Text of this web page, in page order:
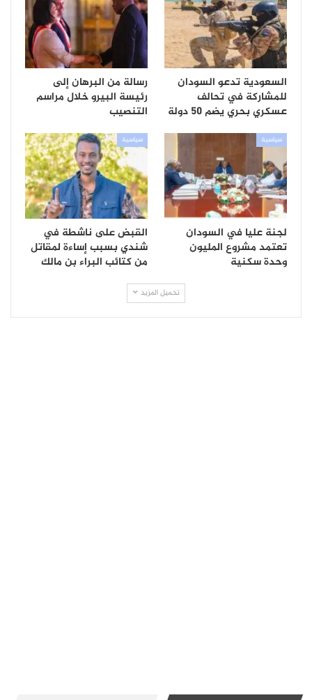
السعودية تدعو السودان
للمشاركة في تحالف
عسكري بحري يضم 50 دولة
رسالة من البرهان إلى
رئيسة البيرو خلال مراسم
التنصيب
سياسية
لجنة عليا في السودان
تعتمد مشروع المليون
وحدة سكنية
سياسية
القبض على ناشطة في
شندي بسبب إساءة لمقاتل
من كتائب البراء بن مالك
تحميل المزيد